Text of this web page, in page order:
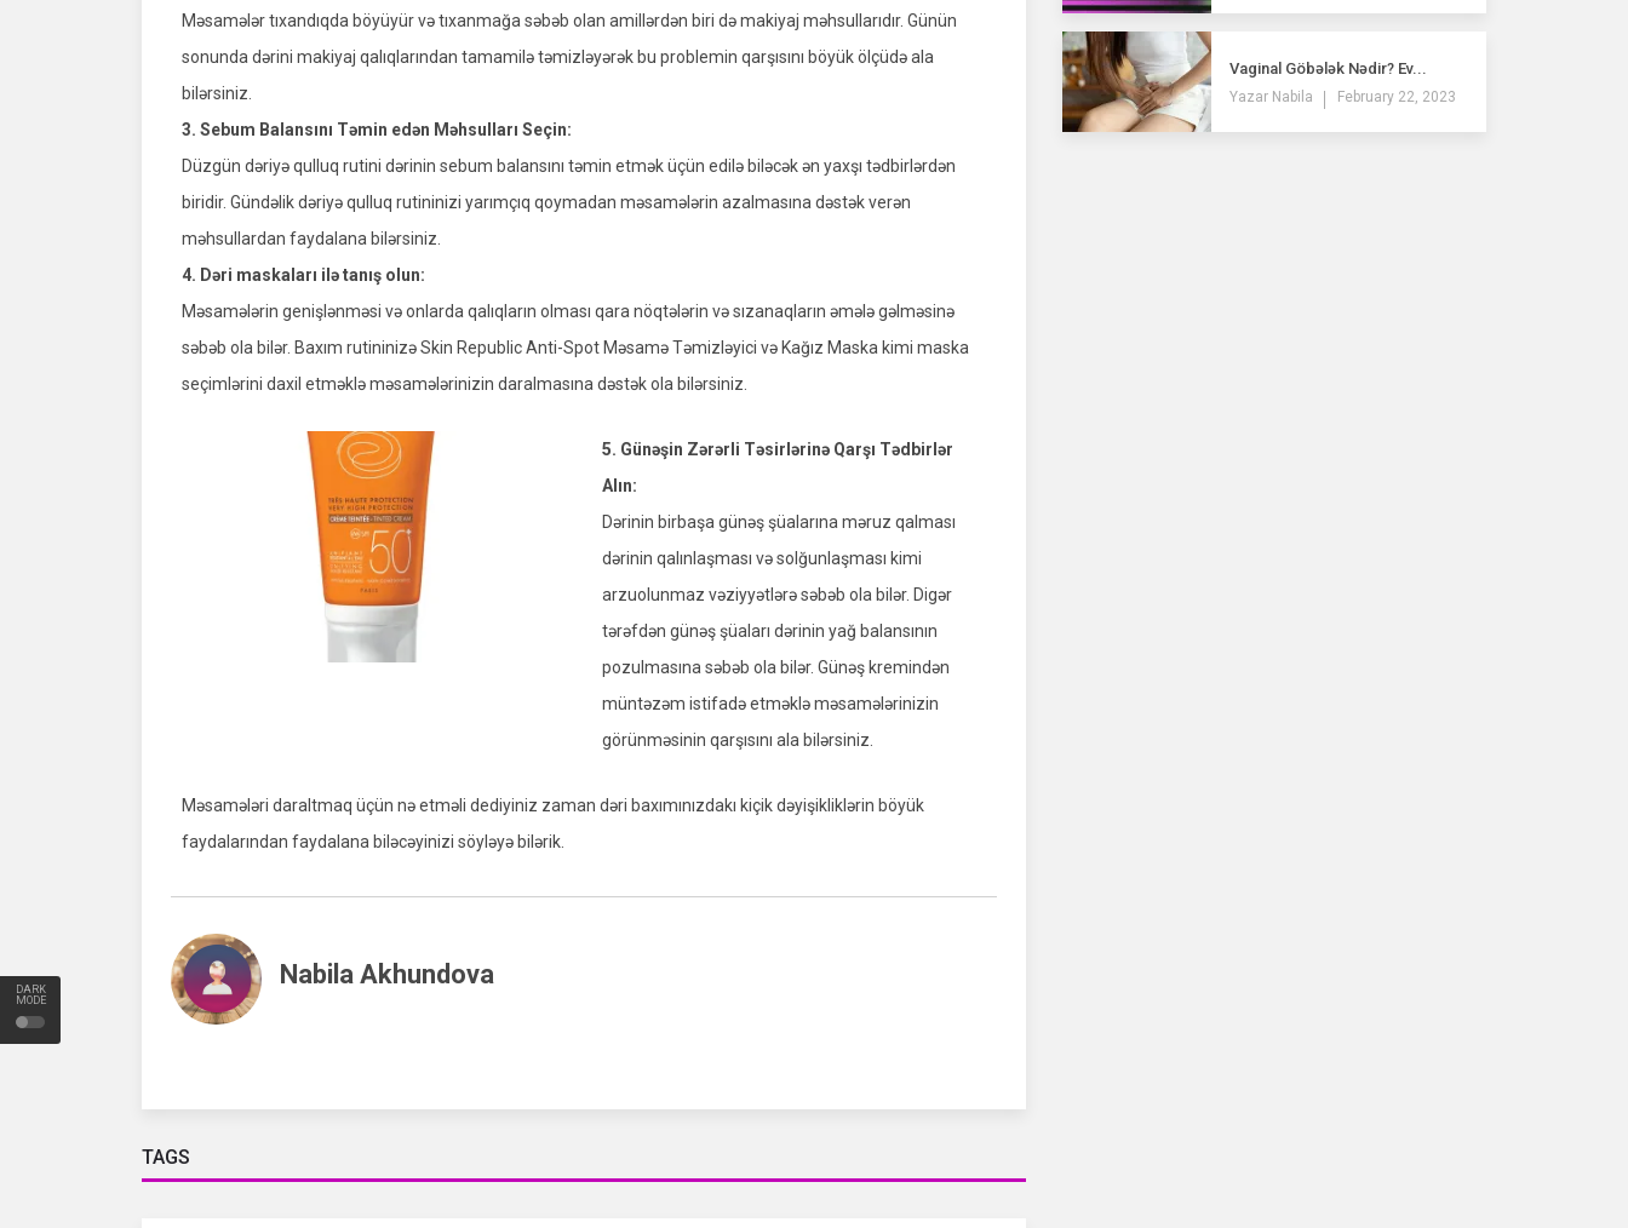
DARK
MODE
Məsamələr tıxandıqda böyüyür və tıxanmağa səbəb olan amillərdən biri də makiyaj məhsullarıdır. Günün
sonunda dərini makiyaj qalıqlarından tamamilə təmizləyərək bu problemin qarşısını böyük ölçüdə ala
bilərsiniz.
3. Sebum Balansını Təmin edən Məhsulları Seçin:
Düzgün dəriyə qulluq rutini dərinin sebum balansını təmin etmək üçün edilə biləcək ən yaxşı tədbirlərdən
biridir. Gündəlik dəriyə qulluq rutininizi yarımçıq qoymadan məsamələrin azalmasına dəstək verən
məhsullardan faydalana bilərsiniz.
4. Dəri maskaları ilə tanış olun:
Məsamələrin genişlənməsi və onlarda qalıqların olması qara nöqtələrin və sızanaqların əmələ gəlməsinə
səbəb ola bilər. Baxım rutininizə Skin Republic Anti-Spot Məsamə Təmizləyici və Kağız Maska kimi maska ​​
seçimlərini daxil etməklə məsamələrinizin daralmasına dəstək ola bilərsiniz.
5. Günəşin Zərərli Təsirlərinə Qarşı Tədbirlər
Alın:
Dərinin birbaşa günəş şüalarına məruz qalması
dərinin qalınlaşması və solğunlaşması kimi
arzuolunmaz vəziyyətlərə səbəb ola bilər. Digər
tərəfdən günəş şüaları dərinin yağ balansının
pozulmasına səbəb ola bilər. Günəş kremindən
müntəzəm istifadə etməklə məsamələrinizin
görünməsinin qarşısını ala bilərsiniz.
Məsamələri daraltmaq üçün nə etməli dediyiniz zaman dəri baxımınızdakı kiçik dəyişikliklərin böyük
faydalarından faydalana biləcəyinizi söyləyə bilərik.
Nabila Akhundova
TAGS
Vaginal Göbələk Nədir? Ev...
Yazar Nabila February 22, 2023